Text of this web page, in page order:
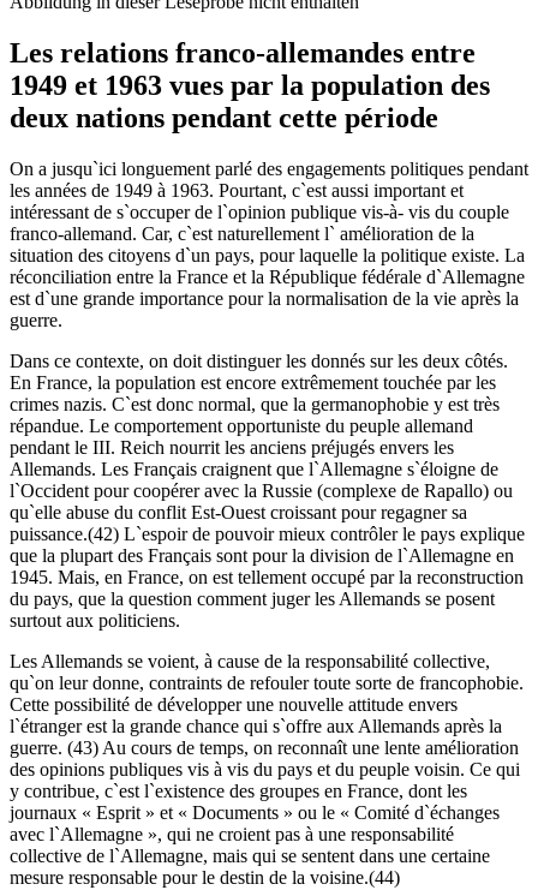
Les relations franco-allemandes entre
1949 et 1963 vues par la population des
deux nations pendant cette période
On a jusqu`ici longuement parlé des engagements politiques pendant
les années de 1949 à 1963. Pourtant, c`est aussi important et
intéressant de s`occuper de l`opinion publique vis-à- vis du couple
franco-allemand. Car, c`est naturellement l` amélioration de la
situation des citoyens d`un pays, pour laquelle la politique existe. La
réconciliation entre la France et la République fédérale d`Allemagne
est d`une grande importance pour la normalisation de la vie après la
guerre.
Dans ce contexte, on doit distinguer les donnés sur les deux côtés.
En France, la population est encore extrêmement touchée par les
crimes nazis. C`est donc normal, que la germanophobie y est très
répandue. Le comportement opportuniste du peuple allemand
pendant le III. Reich nourrit les anciens préjugés envers les
Allemands. Les Français craignent que l`Allemagne s`éloigne de
l`Occident pour coopérer avec la Russie (complexe de Rapallo) ou
qu`elle abuse du conflit Est-Ouest croissant pour regagner sa
puissance.(42) L`espoir de pouvoir mieux contrôler le pays explique
que la plupart des Français sont pour la division de l`Allemagne en
1945. Mais, en France, on est tellement occupé par la reconstruction
du pays, que la question comment juger les Allemands se posent
surtout aux politiciens.
Les Allemands se voient, à cause de la responsabilité collective,
qu`on leur donne, contraints de refouler toute sorte de francophobie.
Cette possibilité de développer une nouvelle attitude envers
l`étranger est la grande chance qui s`offre aux Allemands après la
guerre. (43) Au cours de temps, on reconnaît une lente amélioration
des opinions publiques vis à vis du pays et du peuple voisin. Ce qui
y contribue, c`est l`existence des groupes en France, dont les
journaux « Esprit » et « Documents » ou le « Comité d`échanges
avec l`Allemagne », qui ne croient pas à une responsabilité
collective de l`Allemagne, mais qui se sentent dans une certaine
mesure responsable pour le destin de la voisine.(44)